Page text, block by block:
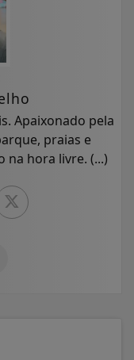
Apaixonado pela
praias e
na hora livre. (...)